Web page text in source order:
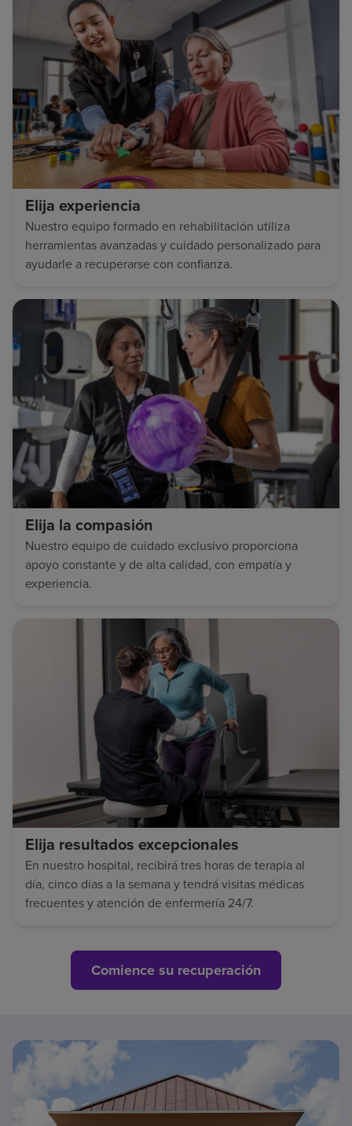
Elija experiencia
Nuestro equipo formado en rehabilitación utiliza
herramientas avanzadas y cuidado personalizado para
ayudarle a recuperarse con confianza.
Elija la compasión
Nuestro equipo de cuidado exclusivo proporciona
apoyo constante y de alta calidad, con empatía y
experiencia.
Elija resultados excepcionales
En nuestro hospital, recibirá tres horas de terapia al
día, cinco días a la semana y tendrá visitas médicas
frecuentes y atención de enfermería 24/7.
Comience su recuperación